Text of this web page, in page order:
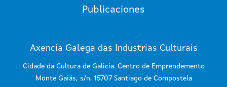
Publicaciones
Axencia Galega das Industrias Culturais
Cidade da Cultura de Galicia. Centro de Emprendemento
Monte Gaiás, s/n. 15707 Santiago de Compostela